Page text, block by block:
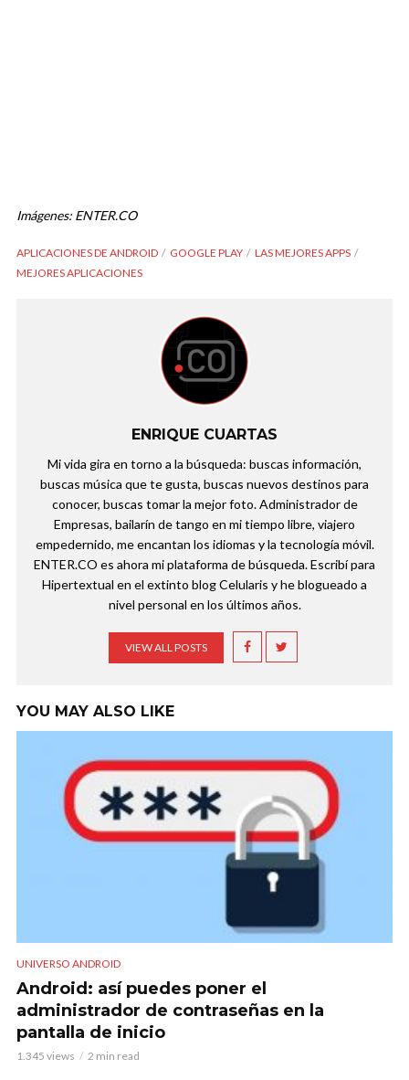
Imágenes: ENTER.CO
APLICACIONES DE ANDROID GOOGLE PLAY
LAS MEJORES APPS
MEJORES APLICACIONES
ENRIQUE CUARTAS
Mi vida gira en torno a la búsqueda: buscas información,
buscas música que te gusta, buscas nuevos destinos para
conocer, buscas tomar la mejor foto. Administrador de
Empresas, bailarín de tango en mi tiempo libre, viajero
empedernido, me encantan los idiomas y la tecnología móvil.
ENTER.CO es ahora mi plataforma de búsqueda. Escribí para
Hipertextual en el extinto blog Celularis y he blogueado a
nivel personal en los últimos años.
VIEW ALL POSTS
YOU MAY ALSO LIKE
UNIVERSO ANDROID
Android: así puedes poner el
administrador de contraseñas en la
pantalla de inicio
1.345 views 2 min read